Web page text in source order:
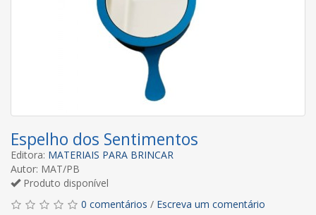
Espelho dos Sentimentos
Editora: MATERIAIS PARA BRINCAR
Autor: MAT/PB
Produto disponível
0 comentários / Escreva um comentário